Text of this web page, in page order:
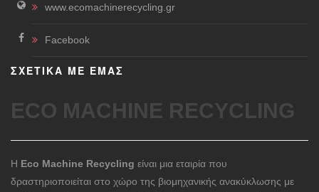
www.ecomachinerecycling.gr
Facebook
ΣΧΕΤΙΚΑ ΜΕ ΕΜΑΣ
ECO MACHINE RECYCLING
Η Eco Machine Recycling είναι μια εταιρία που
δραστηριοποιείται στο χώρο της βιομηχανικής ανακύκλωσης με